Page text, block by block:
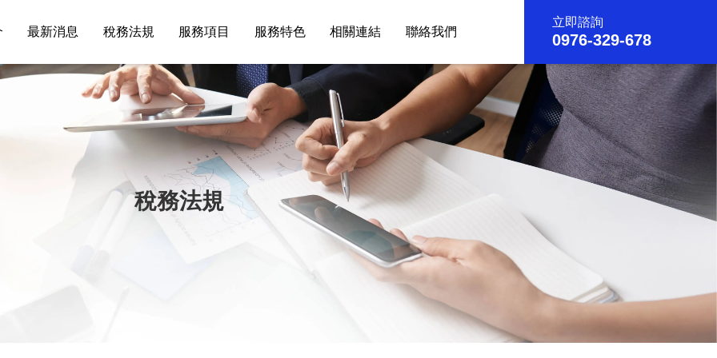
最新消息 稅務法規 服務項目 服務特色 相關連結 聯絡我們
立即諮詢
0976-329-678
稅務法規